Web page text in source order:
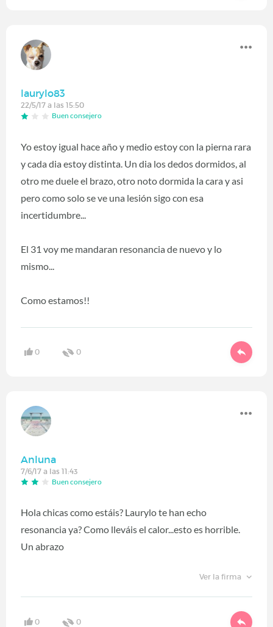
laurylo83
22/5/17 a las 15:50
Buen consejero
Yo estoy igual hace año y medio estoy con la pierna rara
y cada dia estoy distinta. Un dia los dedos dormidos, al
otro me duele el brazo, otro noto dormida la cara y asi
pero como solo se ve una lesión sigo con esa
incertidumbre...
El 31 voy me mandaran resonancia de nuevo y lo
mismo...
Como estamos!!
0 0
Anluna
7/6/17 a las 11:43
Buen consejero
Hola chicas como estáis? Laurylo te han echo
resonancia ya? Como lleváis el calor...esto es horrible.
Un abrazo
Ver la firma
0 0